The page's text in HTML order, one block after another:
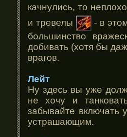
качнулись, то
и тревелы
- в
большинство
добивать (хотя бы
врагов.
Лейт
Ну здесь вы уже
не хочу и
забывайте включать
устрашающим.